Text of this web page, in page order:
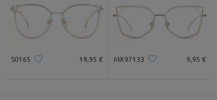
S0165 19,95 € MX97133 9,95 €